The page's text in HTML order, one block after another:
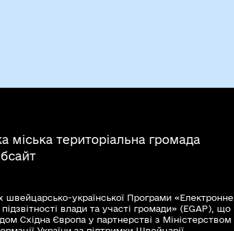
міська територіальна громада
української Програми «Електронне
влади та участі громади» (EGAP), що
Східна Європа у партнерстві з Міністерством